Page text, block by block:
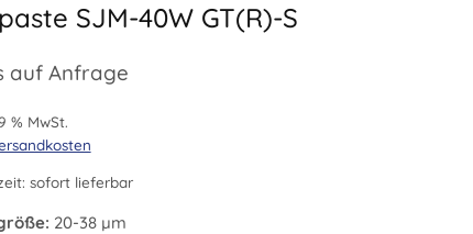
SJM-40W GT(R)-S
auf Anfrage
% MwSt.
sofort lieferbar
20-38 µm